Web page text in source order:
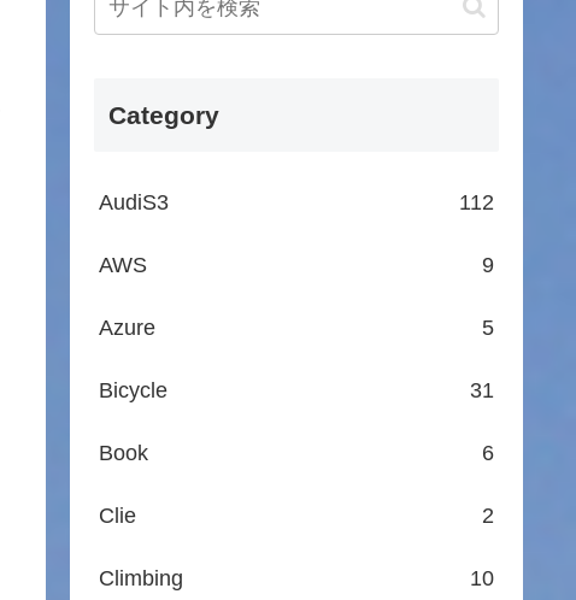
Category
AudiS3 112
AWS 9
Azure 5
Bicycle 31
Book 6
Clie 2
Climbing 10